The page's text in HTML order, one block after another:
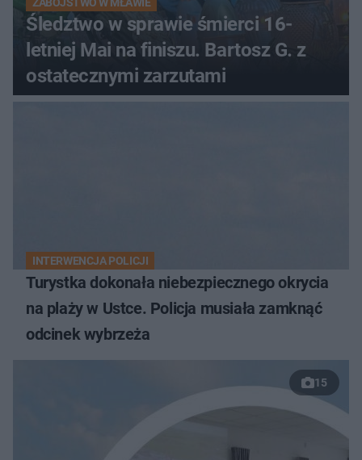
Śledztwo w sprawie śmierci 16-
letniej Mai na finiszu. Bartosz G. z
ostatecznymi zarzutami
INTERWENCJA POLICJI
Turystka dokonała niebezpiecznego okrycia
na plaży w Ustce. Policja musiała zamknąć
odcinek wybrzeża
15